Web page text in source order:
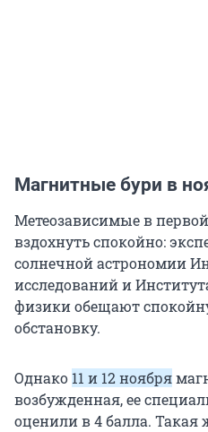
Магнитные бури в
Метеозависимые в
вздохнуть спокойно:
солнечной астрономии
исследований и
физики обещают
обстановку.
Однако 11 и 12 ноября
возбужденная, ее
оценили в 4 балла. Такая